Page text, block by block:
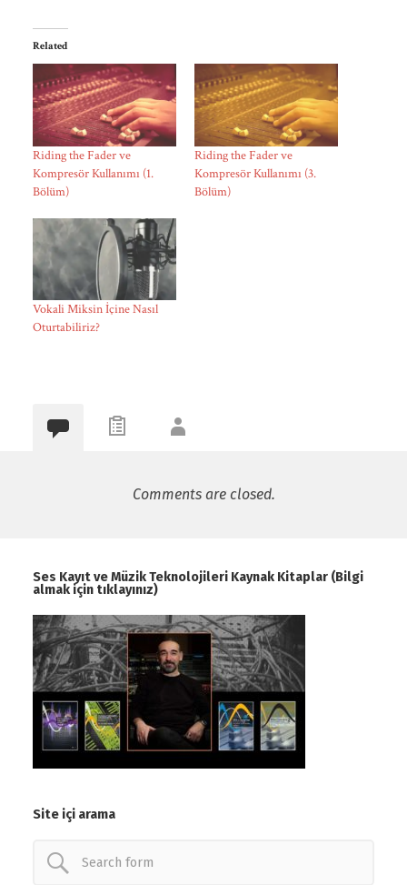
Related
Riding the Fader ve
Kompresör Kullanımı (1.
Bölüm)
Riding the Fader ve
Kompresör Kullanımı (3.
Bölüm)
Vokali Miksin İçine Nasıl
Oturtabiliriz?
Comments are closed.
Ses Kayıt ve Müzik Teknolojileri Kaynak Kitaplar (Bilgi
almak için tıklayınız)
Site içi arama